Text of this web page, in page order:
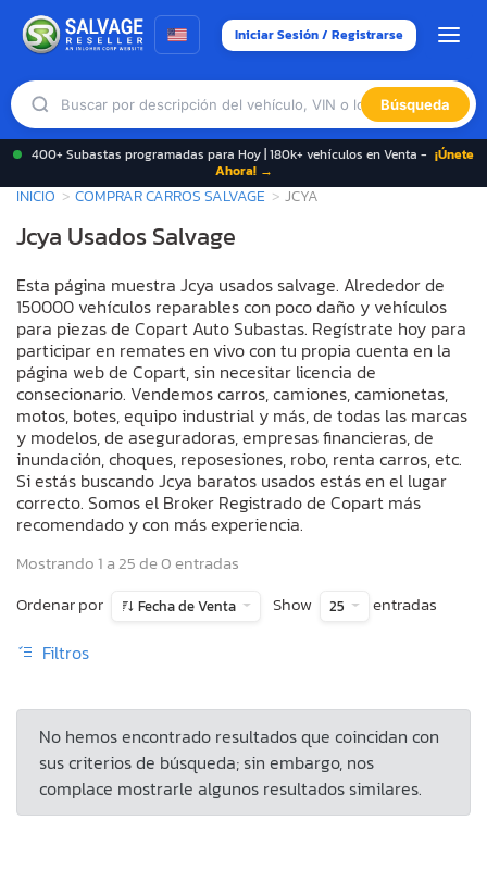
Iniciar Sesión / Registrarse
Búsqueda
400+ Subastas programadas para Hoy | 180k+ vehículos en Venta - ¡Únete
Ahora! →
INICIO COMPRAR CARROS SALVAGE JCYA
Jcya Usados Salvage
Esta página muestra Jcya usados salvage. Alrededor de
150000 vehículos reparables con poco daño y vehículos
para piezas de Copart Auto Subastas. Regístrate hoy para
participar en remates en vivo con tu propia cuenta en la
página web de Copart, sin necesitar licencia de
consecionario. Vendemos carros, camiones, camionetas,
motos, botes, equipo industrial y más, de todas las marcas
y modelos, de aseguradoras, empresas financieras, de
inundación, choques, reposesiones, robo, renta carros, etc.
Si estás buscando Jcya baratos usados estás en el lugar
correcto. Somos el Broker Registrado de Copart más
recomendado y con más experiencia.
Mostrando 1 a 25 de 0 entradas
Ordenar por
Fecha de Venta Show 25 entradas
Filtros
No hemos encontrado resultados que coincidan con
sus criterios de búsqueda; sin embargo, nos
complace mostrarle algunos resultados similares.